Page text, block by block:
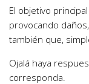
El objetivo
provocando
también que,
Ojalá haya
corresponda.